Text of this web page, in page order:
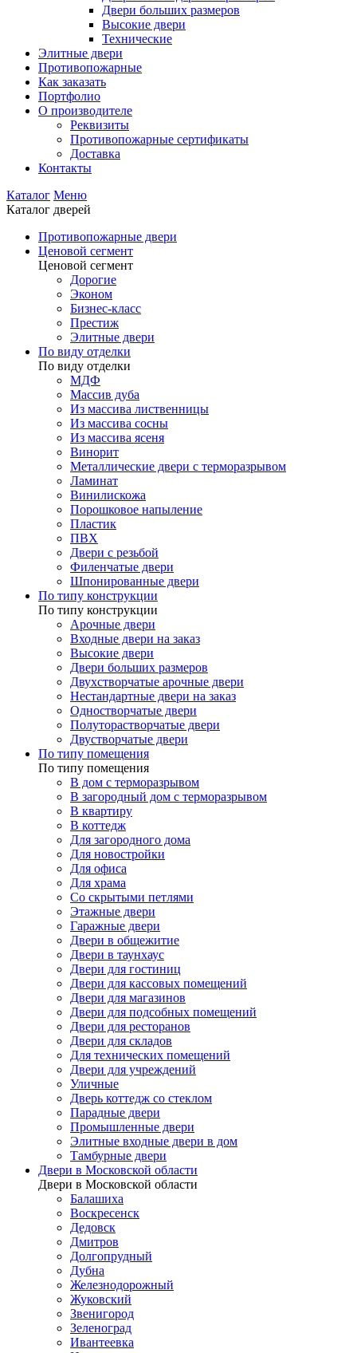
Двери больших размеров
Высокие двери
Технические
Элитные двери
Противопожарные
Как заказать
Портфолио
О производителе
Реквизиты
Противопожарные сертификаты
Доставка
Контакты
Каталог Меню
Каталог дверей
Противопожарные двери
Ценовой сегмент
Ценовой сегмент
Дорогие
Эконом
Бизнес-класс
Престиж
Элитные двери
По виду отделки
По виду отделки
МДФ
Массив дуба
Из массива лиственницы
Из массива сосны
Из массива ясеня
Винорит
Металлические двери с терморазрывом
Ламинат
Винилискожа
Порошковое напыление
Пластик
ПВХ
Двери с резьбой
Филенчатые двери
Шпонированные двери
По типу конструкции
По типу конструкции
Арочные двери
Входные двери на заказ
Высокие двери
Двери больших размеров
Двухстворчатые арочные двери
Нестандартные двери на заказ
Одностворчатые двери
Полуторастворчатые двери
Двустворчатые двери
По типу помещения
По типу помещения
В дом с терморазрывом
В загородный дом с терморазрывом
В квартиру
В коттедж
Для загородного дома
Для новостройки
Для офиса
Для храма
Со скрытыми петлями
Этажные двери
Гаражные двери
Двери в общежитие
Двери в таунхаус
Двери для гостиниц
Двери для кассовых помещений
Двери для магазинов
Двери для подсобных помещений
Двери для ресторанов
Двери для складов
Для технических помещений
Двери для учреждений
Уличные
Дверь коттедж со стеклом
Парадные двери
Промышленные двери
Элитные входные двери в дом
Тамбурные двери
Двери в Московской области
Двери в Московской области
Балашиха
Воскресенск
Дедовск
Дмитров
Долгопрудный
Дубна
Железнодорожный
Жуковский
Звенигород
Зеленоград
Ивантеевка